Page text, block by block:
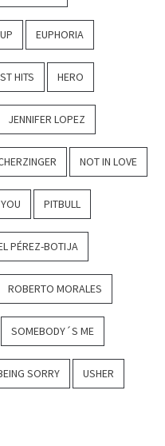
EUPHORIA
HITS HERO
JENNIFER LOPEZ
NOT IN LOVE
PITBULL
PÉREZ-BOTIJA
ROBERTO MORALES
SOMEBODY´S ME
SORRY USHER